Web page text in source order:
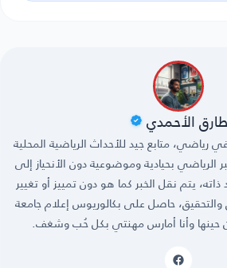
طارق الأحمدي
متابع جيد للأحداث الرياضية المحلية
الرياضي بحيادية وموضوعية دون الأنحياز إلى
يتم نقل الخبر كما هو دون تمييز أو تغيير
والتحقيق، حاصل على بكالوريوس إعلام جامعة